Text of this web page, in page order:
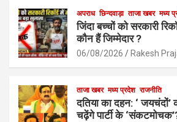
b
o
o
k
s
A
p
p
e
अपराध छिन्दवाड़ा ताजा खबर मध्य
जिंदा बच्चों को सरकारी
कौन हैं जिम्मेदार ?
06/08/2026 Rakesh
ताजा खबर मध्य प्रदेश राजनीति
दतिया का दहन: ‘
चढ़ेंगे पार्टी के